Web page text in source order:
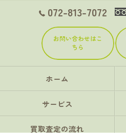
072-813-7072
お問い合わせはこ
ちら
ホーム
サービス
買取査定の流れ